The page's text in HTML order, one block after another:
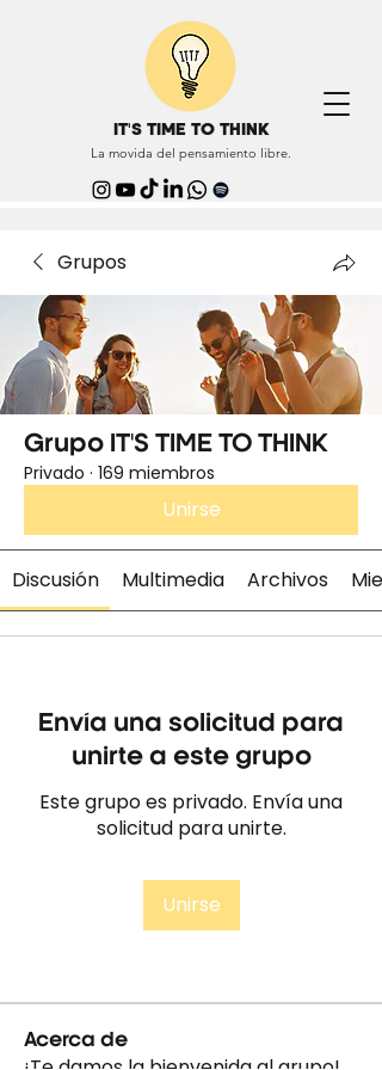
IT'S TIME TO THINK
La movida del pensamiento libre.
Grupos
Grupo IT'S TIME TO THINK
Privado · 169 miembros
Unirse
Discusión Multimedia Archivos
Envía una solicitud para
unirte a este grupo
Este grupo es privado. Envía una
solicitud para unirte.
Unirse
Acerca de